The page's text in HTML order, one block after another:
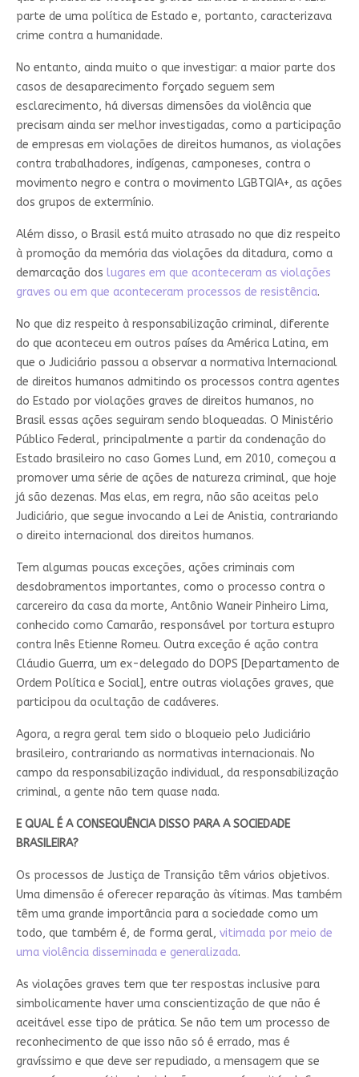
parte de uma política de Estado e, portanto, caracterizava
crime contra a humanidade.
No entanto, ainda muito o que investigar: a maior parte dos
casos de desaparecimento forçado seguem sem
esclarecimento, há diversas dimensões da violência que
precisam ainda ser melhor investigadas, como a participação
de empresas em violações de direitos humanos, as violações
contra trabalhadores, indígenas, camponeses, contra o
movimento negro e contra o movimento LGBTQIA+, as ações
dos grupos de extermínio.
Além disso, o Brasil está muito atrasado no que diz respeito
à promoção da memória das violações da ditadura, como a
demarcação dos lugares em que aconteceram as violações
graves ou em que aconteceram processos de resistência.
No que diz respeito à responsabilização criminal, diferente
do que aconteceu em outros países da América Latina, em
que o Judiciário passou a observar a normativa Internacional
de direitos humanos admitindo os processos contra agentes
do Estado por violações graves de direitos humanos, no
Brasil essas ações seguiram sendo bloqueadas. O Ministério
Público Federal, principalmente a partir da condenação do
Estado brasileiro no caso Gomes Lund, em 2010, começou a
promover uma série de ações de natureza criminal, que hoje
já são dezenas. Mas elas, em regra, não são aceitas pelo
Judiciário, que segue invocando a Lei de Anistia, contrariando
o direito internacional dos direitos humanos.
Tem algumas poucas exceções, ações criminais com
desdobramentos importantes, como o processo contra o
carcereiro da casa da morte, Antônio Waneir Pinheiro Lima,
conhecido como Camarão, responsável por tortura estupro
contra Inês Etienne Romeu. Outra exceção é ação contra
Cláudio Guerra, um ex-delegado do DOPS [Departamento de
Ordem Política e Social], entre outras violações graves, que
participou da ocultação de cadáveres.
Agora, a regra geral tem sido o bloqueio pelo Judiciário
brasileiro, contrariando as normativas internacionais. No
campo da responsabilização individual, da responsabilização
criminal, a gente não tem quase nada.
E QUAL É A CONSEQUÊNCIA DISSO PARA A SOCIEDADE
BRASILEIRA?
Os processos de Justiça de Transição têm vários objetivos.
Uma dimensão é oferecer reparação às vítimas. Mas também
têm uma grande importância para a sociedade como um
todo, que também é, de forma geral, vitimada por meio de
uma violência disseminada e generalizada.
As violações graves tem que ter respostas inclusive para
simbolicamente haver uma conscientização de que não é
aceitável esse tipo de prática. Se não tem um processo de
reconhecimento de que isso não só é errado, mas é
gravíssimo e que deve ser repudiado, a mensagem que se